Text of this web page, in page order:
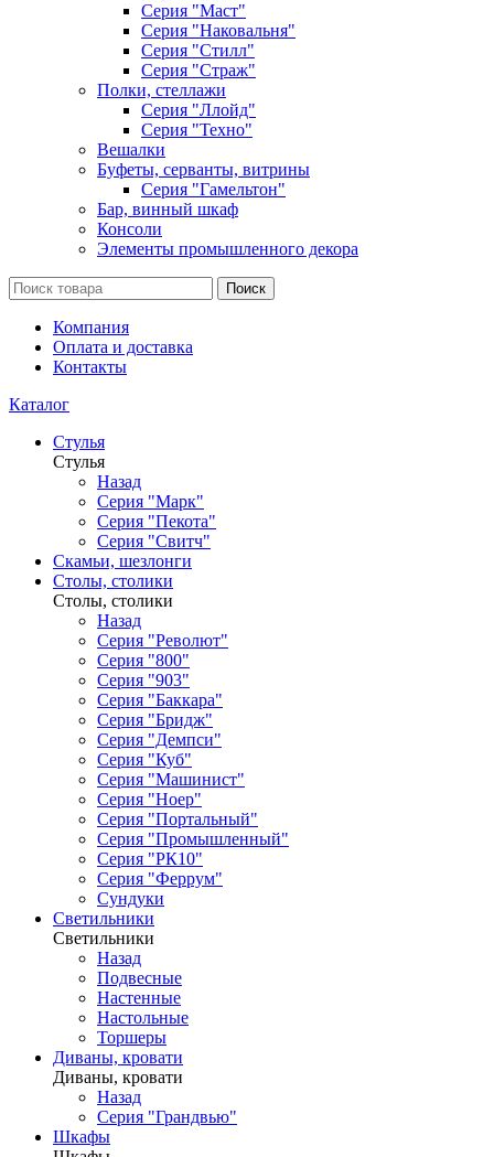
Серия "Маст"
Серия "Наковальня"
Серия "Стилл"
Серия "Страж"
Полки, стеллажи
Серия "Ллойд"
Серия "Техно"
Вешалки
Буфеты, серванты, витрины
Серия "Гамельтон"
Бар, винный шкаф
Консоли
Элементы промышленного декора
Поиск
Компания
Оплата и доставка
Контакты
Каталог
Стулья
Стулья
Назад
Серия "Марк"
Серия "Пекота"
Серия "Свитч"
Скамьи, шезлонги
Столы, столики
Столы, столики
Назад
Серия "Револют"
Серия "800"
Серия "903"
Серия "Баккара"
Серия "Бридж"
Серия "Демпси"
Серия "Куб"
Серия "Машинист"
Серия "Ноер"
Серия "Портальный"
Серия "Промышленный"
Серия "РК10"
Серия "Феррум"
Сундуки
Светильники
Светильники
Назад
Подвесные
Настенные
Настольные
Торшеры
Диваны, кровати
Диваны, кровати
Назад
Серия "Грандвью"
Шкафы